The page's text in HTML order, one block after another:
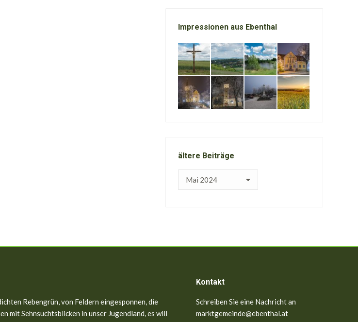
Impressionen aus Ebenthal
ältere Beiträge
Rebengrün, von Feldern eingesponnen, die
mit Sehnsuchtsblicken in unser Jugendland, es will
Kontakt
Schreiben Sie eine Nachricht an
marktgemeinde@ebenthal.at